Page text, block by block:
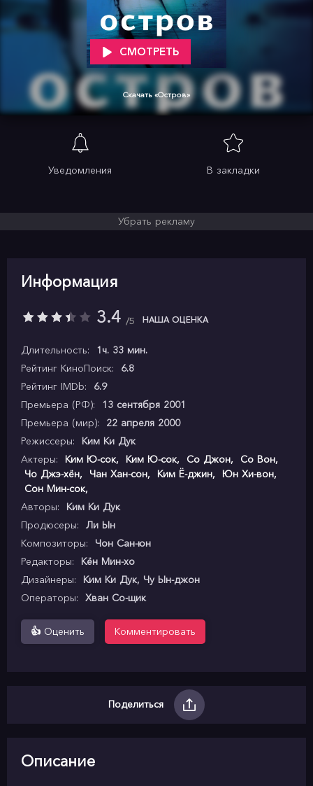
СМОТРЕТЬ
Скачать «Остров»
Уведомления В закладки
Убрать рекламу
Информация
3.4 5 НАША ОЦЕНКА
Длительность:
1ч. 33 мин.
Рейтинг КиноПоиск:
6.8
Рейтинг IMDb:
6.9
Премьера (РФ):
13 сентября 2001
Премьера (мир):
22 апреля 2000
Режиссеры:
Ким Ки Дук
Актеры:
Ким Ю-сок, Ким Ю-сок, Со Джон, Со Вон,
Чо Джэ-хён, Чан Хан-сон, Ким Ё-джин, Юн Хи-вон,
Сон Мин-сок,
Авторы:
Ким Ки Дук
Продюсеры:
Ли Ын
Композиторы:
Чон Сан-юн
Редакторы:
Кён Мин-хо
Дизайнеры:
Ким Ки Дук, Чу Ын-джон
Операторы:
Хван Со-щик
👍 Оценить Комментировать
Поделиться
Описание